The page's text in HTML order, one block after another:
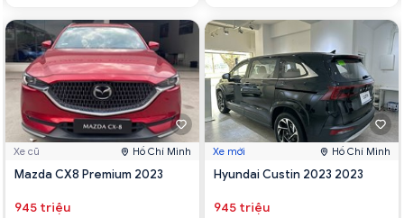
Xe cũ Hồ Chí Minh
Mazda CX8 Premium 2023
945 triệu
Xe mới Hồ Chí Minh
Hyundai Custin 2023 2023
945 triệu